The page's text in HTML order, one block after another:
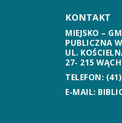
KONTAKT
MIEJSKO –
PUBLICZNA
UL.
27- 215
TELEFON:
E-MAIL: